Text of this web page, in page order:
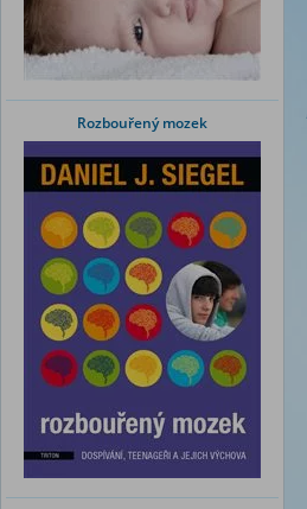
Rozbouřený mozek